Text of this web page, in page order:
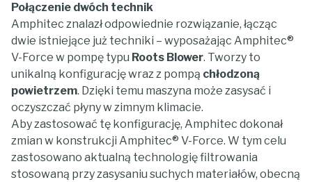
Połączenie dwóch technik
Amphitec znalazł odpowiednie rozwiązanie, łącząc
dwie istniejące już techniki – wyposażając Amphitec®
V-Force w pompę typu Roots Blower. Tworzy to
unikalną konfigurację wraz z pompą chłodzoną
powietrzem. Dzięki temu maszyna może zasysać i
oczyszczać płyny w zimnym klimacie.
Aby zastosować tę konfigurację, Amphitec dokonał
zmian w konstrukcji Amphitec® V-Force. W tym celu
zastosowano aktualną technologię filtrowania
stosowaną przy zasysaniu suchych materiałów, obecną